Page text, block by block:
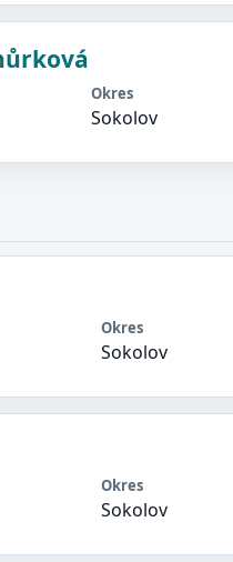
Okres
Sokolov
Okres
Sokolov
Okres
Sokolov